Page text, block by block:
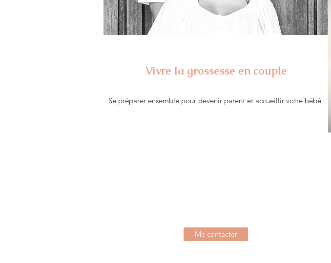
Vivre la grossesse en couple
Se préparer ensemble pour devenir parent et accueillir votre bébé.
Me contacter